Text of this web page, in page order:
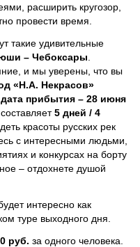
расширить кругозор,
провести время.
такие удивительные
– Чебоксары
и мы уверены, что вы
«Н.А. Некрасов»
прибытия – 28 июня
5 дней / 4
красоты русских рек
с интересными людьми,
и конкурсах на борту
– отдохнете душой
интересно как
туре выходного дня.
руб. за одного человека.